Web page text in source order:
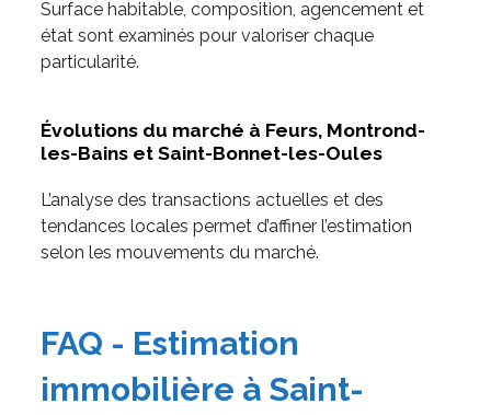
Surface habitable, composition, agencement et
état sont examinés pour valoriser chaque
particularité.
Évolutions du marché à Feurs, Montrond-
les-Bains et Saint-Bonnet-les-Oules
L’analyse des transactions actuelles et des
tendances locales permet d’affiner l’estimation
selon les mouvements du marché.
FAQ - Estimation
immobilière à Saint-